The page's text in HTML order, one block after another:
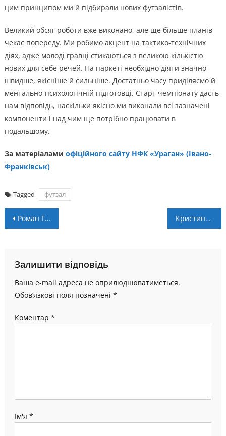
цим принципом ми й підбирали нових футзалістів.
Великий обсяг роботи вже виконано, але ще більше планів
чекає попереду. Ми робимо акцент на тактико-технічних
діях, адже молоді гравці стикаються з великою кількістю
нових для себе речей. На паркеті необхідно діяти значно
швидше, якісніше й сильніше. Достатньо часу приділяємо й
ментально-психологічній підготовці. Старт чемпіонату дасть
нам відповідь, наскільки якісно ми виконали всі зазначені
компоненти і над чим ще потрібно працювати в
подальшому.
За матеріалами офіційного сайту НФК «Ураган» (Івано-
Франківськ)
Tagged футзал
Навігація
Роман ГАВРИЛЮК: «Ніде не чекають на Екстра-лігу, як у Коломиї» Кристина Філевич — гравчиня «Будівельника»
Залишити відповідь
Ваша e-mail адреса не оприлюднюватиметься.
Обов’язкові поля позначені *
Коментар *
Ім'я *